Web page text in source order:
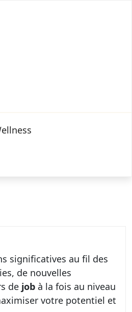
significatives au fil des
de nouvelles
de jobà la fois au niveau
votre potentiel et